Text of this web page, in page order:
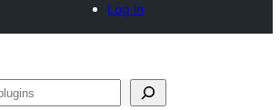
Log in